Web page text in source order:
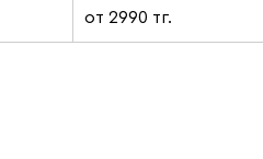
от 2990 тг.